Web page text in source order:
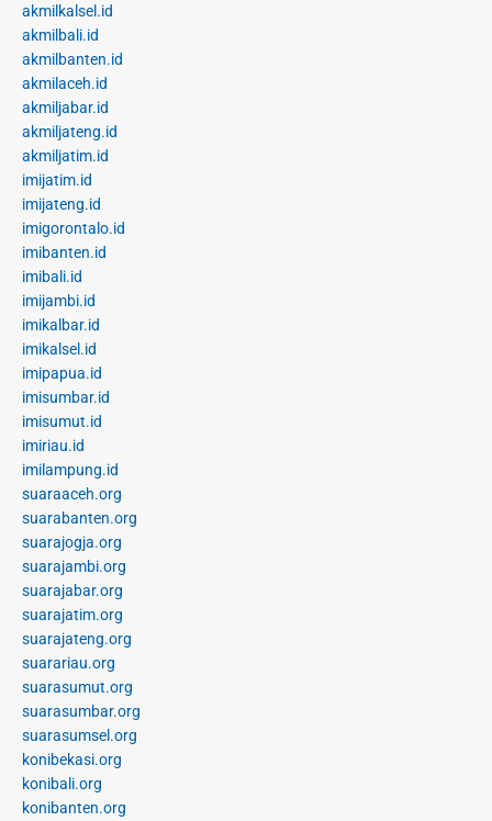
akmilkalsel.id
akmilbali.id
akmilbanten.id
akmilaceh.id
akmiljabar.id
akmiljateng.id
akmiljatim.id
imijatim.id
imijateng.id
imigorontalo.id
imibanten.id
imibali.id
imijambi.id
imikalbar.id
imikalsel.id
imipapua.id
imisumbar.id
imisumut.id
imiriau.id
imilampung.id
suaraaceh.org
suarabanten.org
suarajogja.org
suarajambi.org
suarajabar.org
suarajatim.org
suarajateng.org
suarariau.org
suarasumut.org
suarasumbar.org
suarasumsel.org
konibekasi.org
konibali.org
konibanten.org